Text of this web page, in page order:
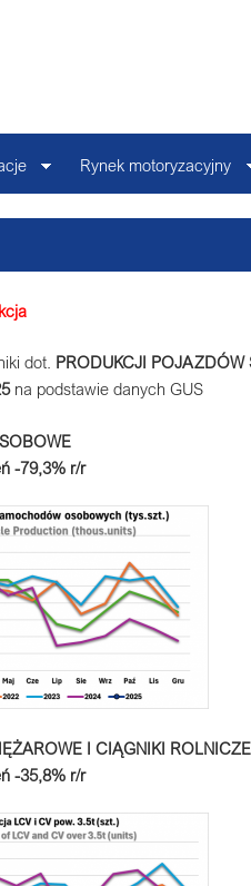
Rynek motoryzacyjny
dot. PRODUKCJI
na podstawie danych GUS
-79,3% r/r
I CIĄGNIKI
-35,8% r/r